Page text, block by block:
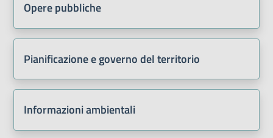
Opere pubbliche
Pianificazione e governo del territorio
Informazioni ambientali